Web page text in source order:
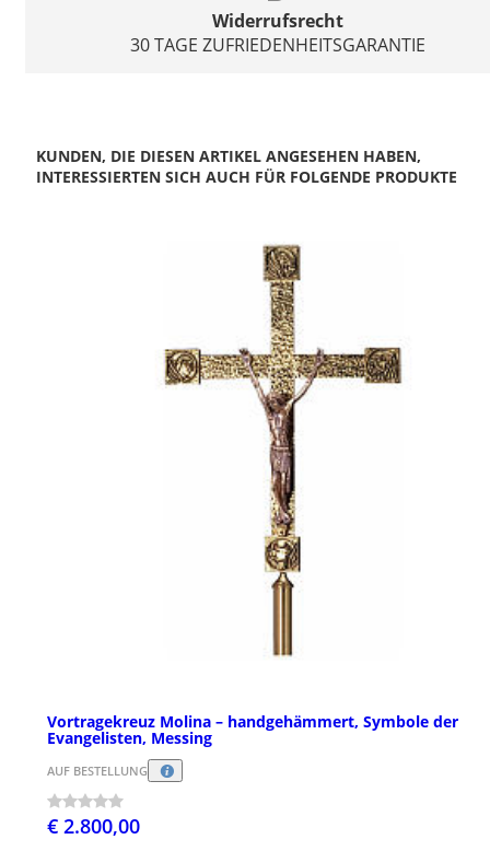
Widerrufsrecht
30 TAGE ZUFRIEDENHEITSGARANTIE
KUNDEN, DIE DIESEN ARTIKEL ANGESEHEN HABEN,
INTERESSIERTEN SICH AUCH FÜR FOLGENDE PRODUKTE
Vortragekreuz Molina – handgehämmert, Symbole der
Evangelisten, Messing
AUF BESTELLUNG
€ 2.800,00